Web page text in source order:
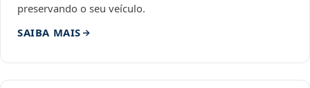
preservando o seu veículo.
SAIBA MAIS